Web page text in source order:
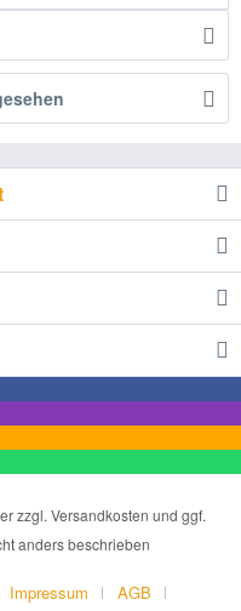
zzgl. Versandkosten und ggf.
anders beschrieben
Impressum
AGB